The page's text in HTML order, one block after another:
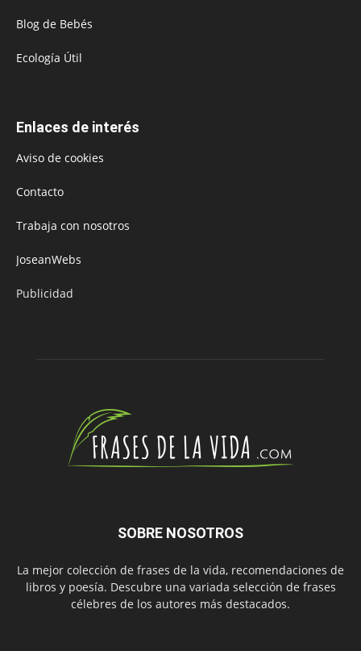
Blog de Bebés
Ecología Útil
Enlaces de interés
Aviso de cookies
Contacto
Trabaja con nosotros
JoseanWebs
Publicidad
SOBRE NOSOTROS
La mejor colección de frases de la vida, recomendaciones de
libros y poesía. Descubre una variada selección de frases
célebres de los autores más destacados.